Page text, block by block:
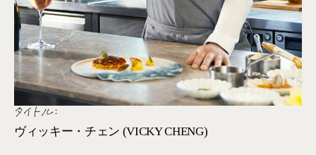
タイトル:
ヴィッキー・チェン (VICKY CHENG)